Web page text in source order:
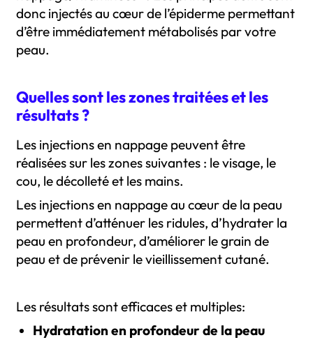
donc injectés au cœur de l’épiderme permettant
d’être immédiatement métabolisés par votre
peau.
Quelles sont les zones traitées et les
résultats ?
Les injections en nappage peuvent être
réalisées sur les zones suivantes : le visage, le
cou, le décolleté et les mains.
Les injections en nappage au cœur de la peau
permettent d’atténuer les ridules, d’hydrater la
peau en profondeur, d’améliorer le grain de
peau et de prévenir le vieillissement cutané.
Les résultats sont efficaces et multiples:
Hydratation en profondeur de la peau